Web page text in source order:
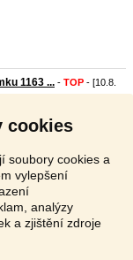
cookies
soubory cookies a
vylepšení
analýzy
a zjištění zdroje
1163 ... - TOP - [10.8.
01